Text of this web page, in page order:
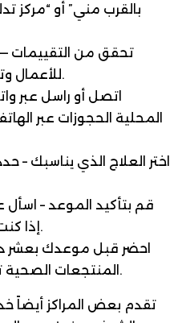
بالقرب مني” أو “مركز
تحقق من التقييمات
للأعمال وتقييمات تريب أدفايزر للمركز.
اتصل أو راسل عبر
المحلية الحجوزات عبر
اختر العلاج الذي يناسبك –
قم بتأكيد الموعد –
إذا كنت بحاجة إلى إحضار أي شيء.
احضر قبل موعدك
المنتجعات الصحية تغيير ملابسك قبل جلستك.
تقدم بعض المراكز أيضاً